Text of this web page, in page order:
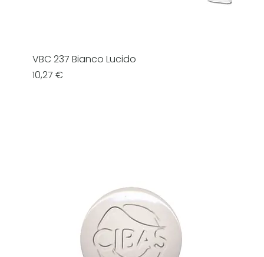
VBC 237 Bianco Lucido
Prezzo
10,27 €